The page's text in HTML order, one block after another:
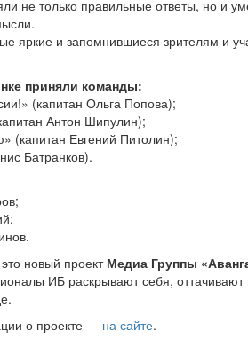
не только правильные ответы, но и
яркие и запомнившиеся зрителям и
приняли команды:
(капитан Ольга Попова);
Антон Шипулин);
(капитан Евгений Питолин);
Батранков).
новый проект Медиа Группы
ИБ раскрывают себя,
о проекте — на сайте.